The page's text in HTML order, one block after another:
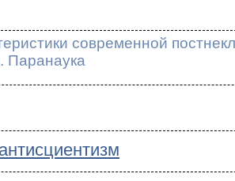
современной
Паранаука